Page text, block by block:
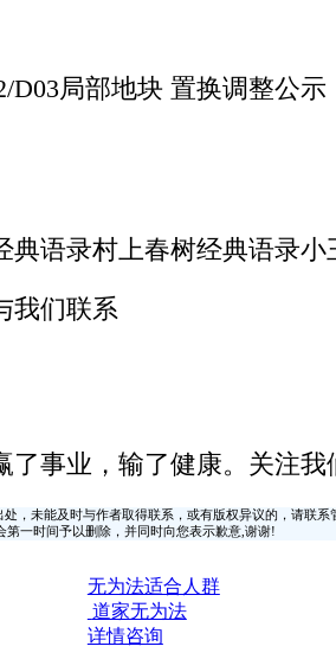
D03局部地块 置换调整公示
典语录村上春树经典语录
我们联系
事业，输了健康。关注
，未能及时与作者取得联系，或有版权异议的，请联
第一时间予以删除，并同时向您表示歉意,谢谢!
无为法适合人群
道家无为法
详情咨询